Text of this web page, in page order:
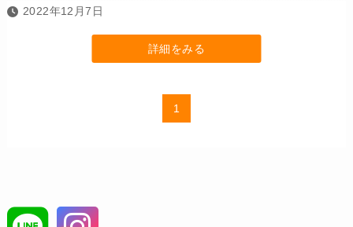
2022年12月7日
詳細をみる
1